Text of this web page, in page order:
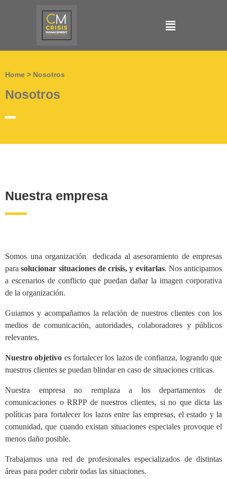
Home > Nosotros
Nosotros
Nuestra empresa
Somos una organización dedicada al asesoramiento de empresas
parasolucionar situaciones de crisis, y evitarlas. Nos anticipamos
a escenarios de conflicto que puedan dañar la imagen corporativa
de la organización.
Guiamos y acompañamos la relación de nuestros clientes con los
medios de comunicación, autoridades, colaboradores y públicos
relevantes.
Nuestro objetivo es fortalecer los lazos de confianza, logrando que
nuestros clientes se puedan blindar en caso de situaciones criticas.
Nuestra empresa no remplaza a los departamentos de
comunicaciones o RRPP de nuestros clientes, si no que dicta las
políticas para fortalecer los lazos entre las empresas, el estado y la
comunidad, que cuando existan situaciones especiales provoque el
menos daño posible.
Trabajamos una red de profesionales especializados de distintas
áreas para poder cubrir todas las situaciones.